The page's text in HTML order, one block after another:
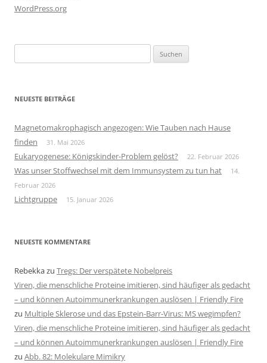
WordPress.org
nach:
NEUESTE BEITRÄGE
Magnetomakrophagisch angezogen: Wie Tauben nach Hause
finden
31. Mai 2026
Eukaryogenese: Königskinder-Problem gelöst? 22. Februar 2026
Was unser Stoffwechsel mit dem Immunsystem zu tun hat
14.
Februar 2026
Lichtgruppe 15. Januar 2026
NEUESTE KOMMENTARE
Rebekkazu Tregs: Der verspätete Nobelpreis
Viren, die menschliche Proteine imitieren, sind häufiger als gedacht
– und können Autoimmunerkrankungen auslösen | Friendly Fire
zu Multiple Sklerose und das Epstein-Barr-Virus: MS wegimpfen?
Viren, die menschliche Proteine imitieren, sind häufiger als gedacht
– und können Autoimmunerkrankungen auslösen | Friendly Fire
zu Abb. 82: Molekulare Mimikry